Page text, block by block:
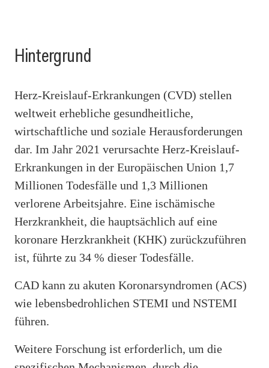
Hintergrund
Herz-Kreislauf-Erkrankungen (CVD) stellen
weltweit erhebliche gesundheitliche,
wirtschaftliche und soziale Herausforderungen
dar. Im Jahr 2021 verursachte Herz-Kreislauf-
Erkrankungen in der Europäischen Union 1,7
Millionen Todesfälle und 1,3 Millionen
verlorene Arbeitsjahre. Eine ischämische
Herzkrankheit, die hauptsächlich auf eine
koronare Herzkrankheit (KHK) zurückzuführen
ist, führte zu 34 % dieser Todesfälle.
CAD kann zu akuten Koronarsyndromen (ACS)
wie lebensbedrohlichen STEMI und NSTEMI
führen.
Weitere Forschung ist erforderlich, um die